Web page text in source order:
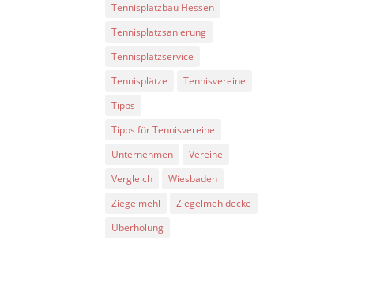
Tennisplatzbau Hessen
Tennisplatzsanierung
Tennisplatzservice
Tennisplätze
Tennisvereine
Tipps
Tipps für Tennisvereine
Unternehmen
Vereine
Vergleich
Wiesbaden
Ziegelmehl
Ziegelmehldecke
Überholung